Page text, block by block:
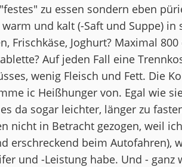
zu essen sondern eben
warm und kalt (-Saft und Suppe) in
Frischkäse, Joghurt? Maximal
Auf jeden Fall eine
wenig Fleisch und Fett. Die
ic Heißhunger von. Egal wie
da sogar leichter, länger zu
nicht in Betracht gezogen, weil
erschreckend beim Autofahren),
und -Leistung habe. Und - ganz